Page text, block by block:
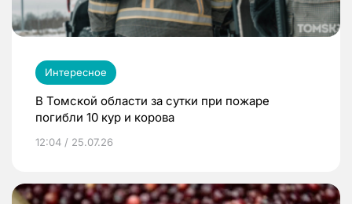
Интересное
В Томской области за сутки при пожаре
погибли 10 кур и корова
12:04 / 25.07.26